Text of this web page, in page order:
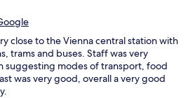
close to the Vienna central station with
trams and buses. Staff was very
suggesting modes of transport, food
was very good, overall a very good